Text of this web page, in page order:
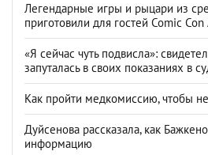
Легендарные игры и рыцари из
приготовили для гостей Comic
«Я сейчас чуть подвисла»:
запуталась в своих показаниях в
Как пройти медкомиссию, чтобы
Дуйсенова рассказала, как
информацию